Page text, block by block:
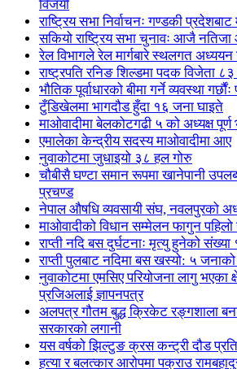
विजयी
राष्ट्रिय सभा निर्वाचनः गण्डकी
सकियो राष्ट्रिय सभा चुनावः आजै
रेल विभागले रेल मार्गबारे स्थलगत अध्ययन
राष्ट्रपति रनिङ शिल्डमा पदक विजेता ८३
भौतिक पूर्वाधारको बीमा गर्ने व्यवस्था
टुँडिखेलमा भागदौड हुँदा १६ जना घाइते
माओवादीमा बेलकोटगढी ५ को अध्यक्ष पूर्ण
एमालेका केन्द्रीय सदस्य माओ‌वादीमा आए
नुवाकोटमा जुधाइयो ३८ हल गोरु
चौबीसै घण्टा समान रूपमा खानेपानी
प्रचण्ड
नेपाल औषधि व्यवसायी संघ, नवलपुरको
माओवादीको विधान सम्मेलन फागुन पहिलो
राप्ती नदि बस दुर्घटनाः मृत्यु हुनेको
राप्ती पुलबाट नदिमा बस खस्यो: ५
नुवाकोटमा एमसिए परियोजना लागु भएका
प्रजिअलाई ज्ञापनपत्र
अलपत्र गौतम बुद्ध क्रिकेट रङ्गशाला
सरकारको लगानी
यस वर्षको झिल्टुङ क्रस कन्ट्री दौड
हत्या र बलत्कार आरोपमा पक्राउ